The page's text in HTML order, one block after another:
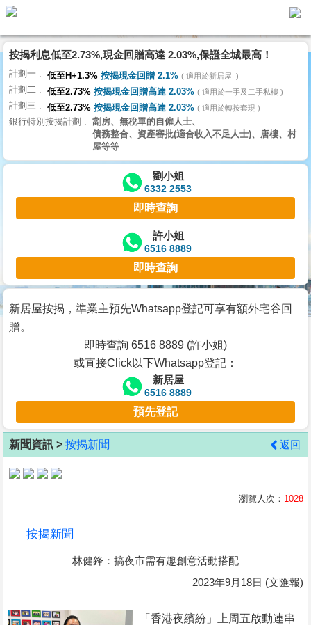
代
理
主
頁
搵
樓/
交
業
主
宅
谷
按
客
地
產
按揭利息低至2.73%,現金回贈高達 2.03%,保證全城最高！
計劃一 低至H+1.3% 按揭現金回贈 2.1% 適用於新居屋
計劃二 低至2.73% 按揭現金回贈高達 2.03% 適用於一手及二手私樓
計劃三 低至2.73% 按揭現金回贈高達 2.03% 適用於轉按套現
銀行特別按揭計劃
劏房、無稅單的自僱人士、
債務整合、資產審批(適合收入不足人士)、唐樓、村
屋等等
劉小姐
6332 2553
即時查詢
許小姐
6516 8889
即時查詢
新居屋按揭，準業主預先Whatsapp登記可享有額外宅谷回
贈。
即時查詢 6516 8889 (許小姐)
或直接Click以下Whatsapp登記：
新居屋
6516 8889
預先登記
新聞資訊 > 按揭新聞 返回
瀏覽人次： 1028
按揭新聞
林健鋒：搞夜市需有趣創意活動搭配
2023年9月18日 (文匯報)
「香港夜繽紛」上周五啟動連串